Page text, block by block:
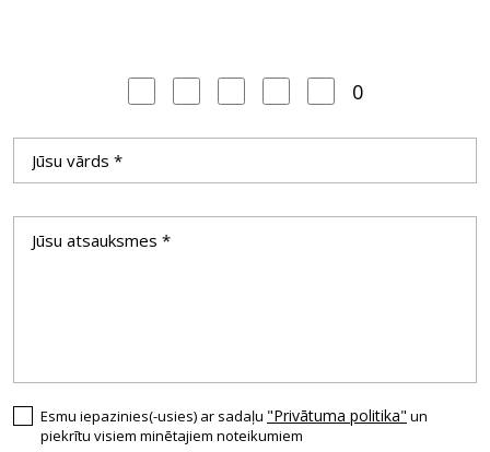
0
Esmu iepazinies(-usies) ar sadaļu "Privātuma politika" un
piekrītu visiem minētajiem noteikumiem